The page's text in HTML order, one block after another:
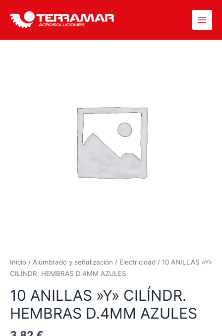
Inicio / Alumbrado y señalización / Electricidad / 10 ANILLAS »Y»
CILÍNDR. HEMBRAS D.4MM AZULES
10 ANILLAS »Y» CILÍNDR.
HEMBRAS D.4MM AZULES